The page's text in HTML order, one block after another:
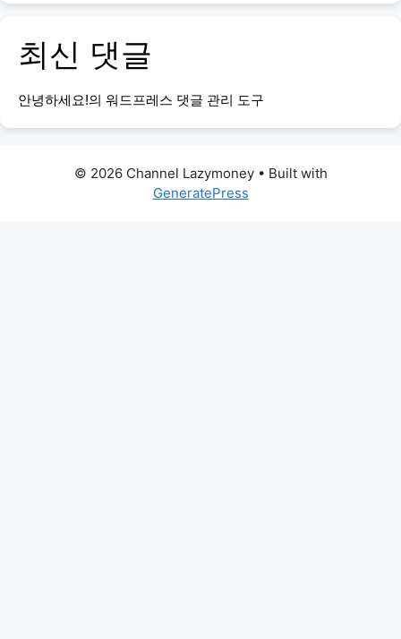
최신 댓글
안녕하세요!의 워드프레스 댓글 관리 도구
© 2026 Channel Lazymoney• Built with
GeneratePress